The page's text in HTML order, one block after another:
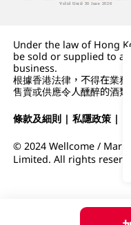
Under the law of Hong
be sold or supplied to a
business.
根據香港法律，不得在業務
售賣或供應令人醺醉的酒
條款及細則 |私隱政策 |
© 2024 Wellcome /
Limited. All rights